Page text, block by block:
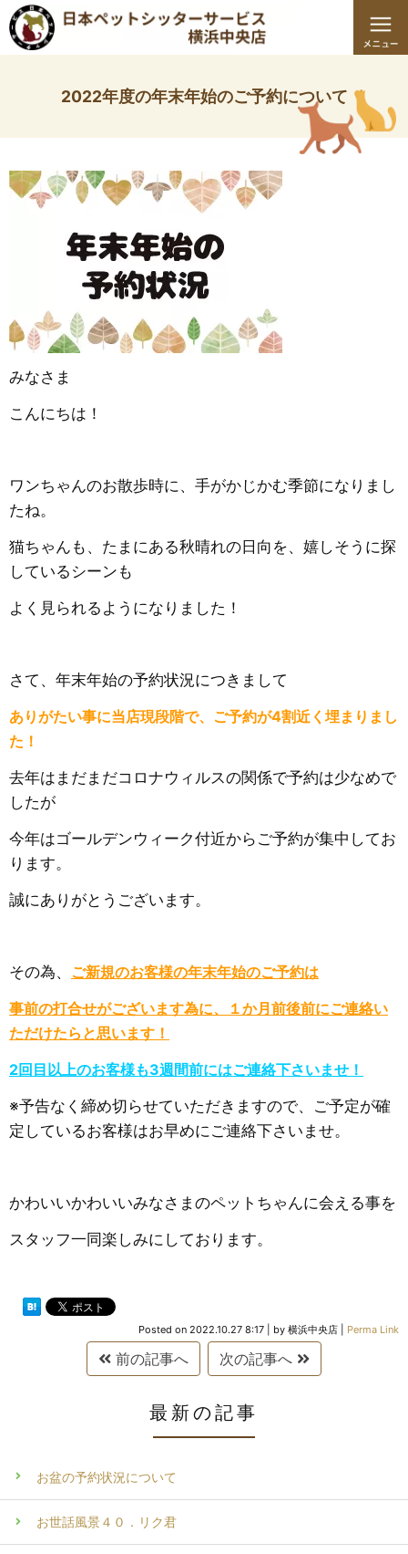
2022年度の年末年始のご予約について
みなさま
こんにちは！
ワンちゃんのお散歩時に、手がかじかむ季節になりまし
たね。
猫ちゃんも、たまにある秋晴れの日向を、嬉しそうに探
しているシーンも
よく見られるようになりました！
さて、年末年始の予約状況につきまして
ありがたい事に当店現段階で、ご予約が4割近く埋まりまし
た！
去年はまだまだコロナウィルスの関係で予約は少なめで
したが
今年はゴールデンウィーク付近からご予約が集中してお
ります。
誠にありがとうございます。
その為、 ご新規のお客様の年末年始のご予約は
事前の打合せがございます為に、１か月前後前にご連絡い
ただけたらと思います！
2回目以上のお客様も3週間前にはご連絡下さいませ！
※予告なく締め切らせていただきますので、ご予定が確
定しているお客様はお早めにご連絡下さいませ。
かわいいかわいいみなさまのペットちゃんに会える事を
スタッフ一同楽しみにしております。
Posted on 2022.10.27 8:17 by 横浜中央店 Perma Link
前の記事へ 次の記事へ
最新の記事
お盆の予約状況について
お世話風景４０．リク君